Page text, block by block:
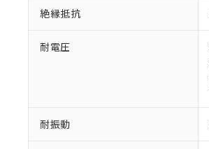
絶縁抵抗
耐電圧
耐振動